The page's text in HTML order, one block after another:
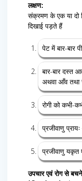
लक्षण:
संक्रमण के एक या दो
दिखाई पड़ते हैं
पेट में बार-बार
बार-बार दस्त
अथवा आँव तथा
रोगी को कभी-
प्रजीवाणु
प्रजीवाणु यकृत
उपचार एवं रोग से